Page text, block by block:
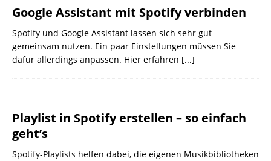
Google Assistant mit Spotify verbinden
Spotify und Google Assistant lassen sich sehr gut
gemeinsam nutzen. Ein paar Einstellungen müssen Sie
dafür allerdings anpassen. Hier erfahren [...]
Playlist in Spotify erstellen – so einfach
geht’s
Spotify-Playlists helfen dabei, die eigenen Musikbibliotheken